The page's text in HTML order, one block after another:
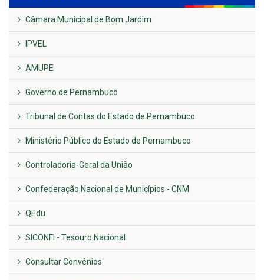
Câmara Municipal de Bom Jardim
IPVEL
AMUPE
Governo de Pernambuco
Tribunal de Contas do Estado de Pernambuco
Ministério Público do Estado de Pernambuco
Controladoria-Geral da União
Confederação Nacional de Municípios - CNM
QEdu
SICONFI - Tesouro Nacional
Consultar Convênios